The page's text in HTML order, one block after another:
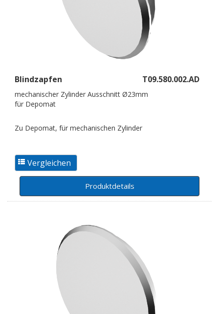
Blindzapfen T09.580.002.AD
mechanischer Zylinder Ausschnitt Ø23mm
für Depomat
Zu Depomat, für mechanischen Zylinder
Produktdetails